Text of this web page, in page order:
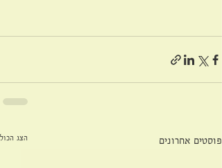
פוסטים אחרונים הצג הכול